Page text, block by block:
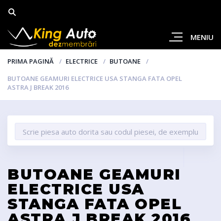
MENIU
PRIMA PAGINĂ ELECTRICE
BUTOANE
BUTOANE GEAMURI ELECTRICE USA STANGA FATA OPEL
ASTRA J BREAK 2016
BUTOANE GEAMURI
ELECTRICE USA
STANGA FATA OPEL